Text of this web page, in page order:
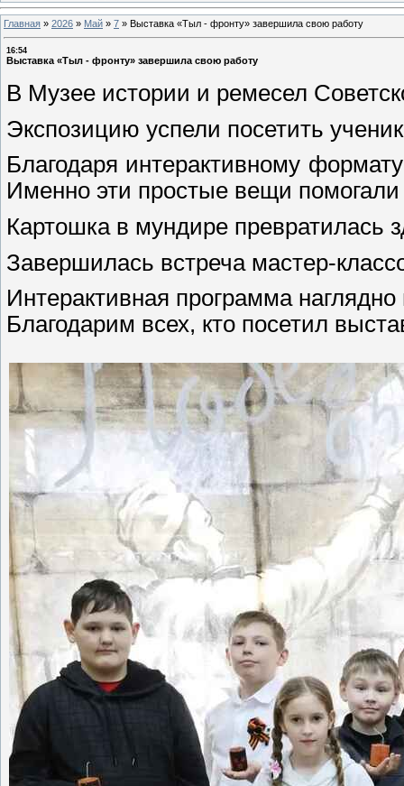
Главная » 2026 » Май » 7 » Выставка «Тыл - фронту» завершила свою работу
16:54
Выставка «Тыл - фронту» завершила свою работу
В Музее истории и ремесел
Экспозицию успели посетить
Благодаря интерактивному
Именно эти простые вещи
Картошка в мундире превратилась
Завершилась встреча мастер-
Интерактивная программа
Благодарим всех, кто посетил